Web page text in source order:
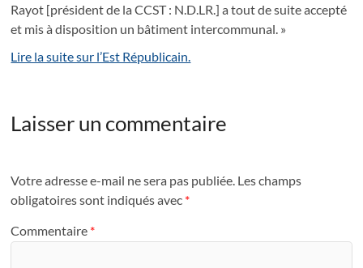
Rayot [président de la CCST : N.D.LR.] a tout de suite accepté
et mis à disposition un bâtiment intercommunal. »
Lire la suite sur l’Est Républicain.
Laisser un commentaire
Votre adresse e-mail ne sera pas publiée. Les champs
obligatoires sont indiqués avec *
Commentaire *